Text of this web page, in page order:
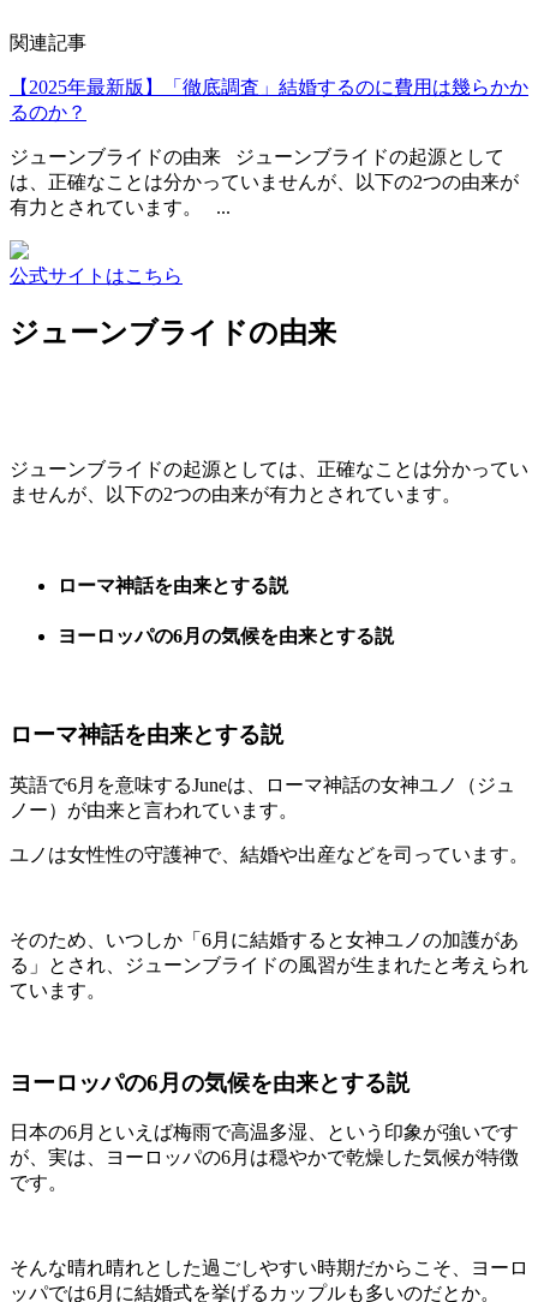
関連記事
【2025年最新版】「徹底調査」結婚するのに費用は幾らかか
るのか？
ジューンブライドの由来 ジューンブライドの起源として
は、正確なことは分かっていませんが、以下の2つの由来が
有力とされています。 ...
公式サイトはこちら
ジューンブライドの由来
ジューンブライドの起源としては、正確なことは分かってい
ませんが、以下の2つの由来が有力とされています。
ローマ神話を由来とする説
ヨーロッパの6月の気候を由来とする説
ローマ神話を由来とする説
英語で6月を意味するJuneは、ローマ神話の女神ユノ（ジュ
ノー）が由来と言われています。
ユノは女性性の守護神で、結婚や出産などを司っています。
そのため、いつしか「6月に結婚すると女神ユノの加護があ
る」とされ、ジューンブライドの風習が生まれたと考えられ
ています。
ヨーロッパの6月の気候を由来とする説
日本の6月といえば梅雨で高温多湿、という印象が強いです
が、実は、ヨーロッパの6月は穏やかで乾燥した気候が特徴
です。
そんな晴れ晴れとした過ごしやすい時期だからこそ、ヨーロ
ッパでは6月に結婚式を挙げるカップルも多いのだとか。